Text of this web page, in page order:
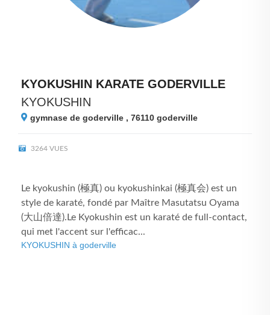
KYOKUSHIN KARATE GODERVILLE
KYOKUSHIN
gymnase de goderville , 76110 goderville
3264 VUES
Le kyokushin (極真) ou kyokushinkai (極真会) est un
style de karaté, fondé par Maître Masutatsu Oyama
(大山倍達).Le Kyokushin est un karaté de full-contact,
qui met l'accent sur l'efficac...
KYOKUSHIN à goderville